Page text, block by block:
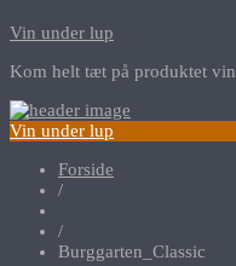
Vin under lup
Kom helt tæt på produktet vin
Vin under lup
Forside
/
/
Burggarten_Classic